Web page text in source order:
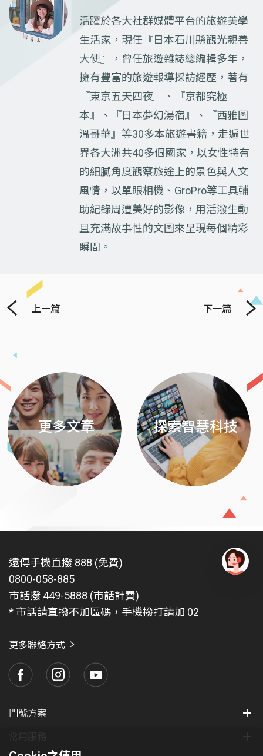
活躍於各大社群媒體平台的旅遊美學
生活家，現任『日本石川縣觀光親善
大使』，曾任旅遊雜誌總編輯多年，
擁有豐富的旅遊報導採訪經歷，著有
『東京五天四夜』、『京都究極
本』、『日本夢幻湯宿』、『西雅圖
溫哥華』等30多本旅遊書籍，走遍世
界各大洲共40多個國家，以女性特有
的細膩角度觀察旅途上的景色與人文
風情，以單眼相機、GroPro等工具輔
助紀錄周遭美好的影像，用活潑生動
且充滿故事性的文圖來呈現每個精彩
瞬間。
上一篇 下一篇
更多文章 探索智慧科技
遠傳手機直撥 888 (免費)
0800-058-885
市話撥 449-5888 (市話計費)
* 市話請直撥不加區碼，手機撥打請加 02
更多聯絡方式
門號方案